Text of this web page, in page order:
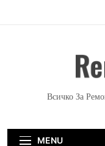
Всичко За
MENU